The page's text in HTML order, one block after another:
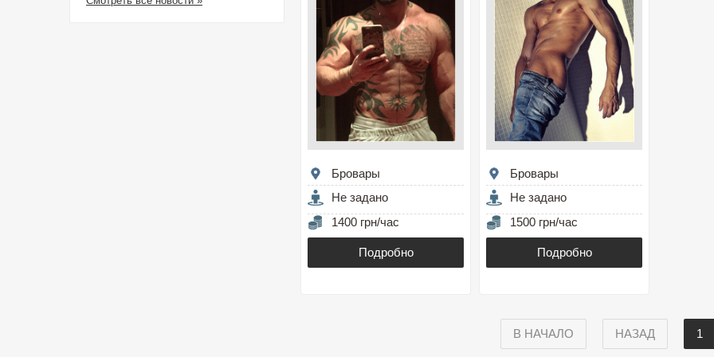
Бровары
Не задано
1400 грн/час
Подробно
Бровары
Не задано
1500 грн/час
Подробно
В НАЧАЛО НАЗАД 1